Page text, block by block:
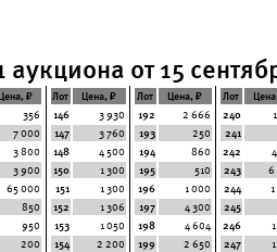
аукциона от 15
Цена, ₽
356
7 000
3 800
3 900
65 000
850
950
200
Лот
Цена, ₽
146
3 930
147
3 760
148
4 500
150
1 300
151
1 300
152
1 306
153
1 050
154
2 200
Лот
Цена, ₽
192
2 666
193
250
194
860
195
510
196
1 000
197
4 300
198
4 604
199
2 650
Лот
240
241
242
243
6
244
245
246
247